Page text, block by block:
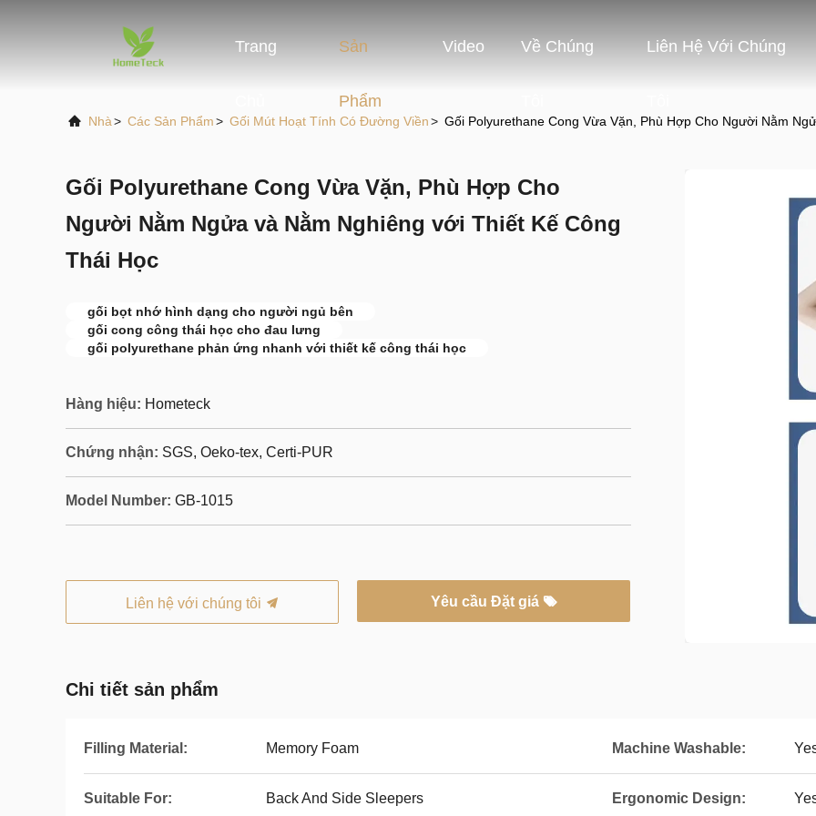
Trang Sản
Phẩm
Video Về Chúng Liên Hệ Với Chúng
Nhà> Các Sản Phẩm> Gối Mút Hoạt Tính Có Đường Viền> Gối Polyurethane Cong Vừa Vặn, Phù Hợp Cho Người Nằm
Gối Polyurethane Cong Vừa Vặn, Phù Hợp Cho
Người Nằm Ngửa và Nằm Nghiêng với Thiết Kế Công
Thái Học
gối bọt nhớ hình dạng cho người ngủ bên
gối cong công thái học cho đau lưng
gối polyurethane phản ứng nhanh với thiết kế công thái học
Hàng hiệu: Hometeck
Chứng nhận: SGS, Oeko-tex, Certi-PUR
Model Number: GB-1015
Liên hệ với chúng tôi Yêu cầu Đặt giá
Chi tiết sản phẩm
Filling Material: Memory Foam Machine Washable:
Suitable For: Back And Side Sleepers Ergonomic Design: